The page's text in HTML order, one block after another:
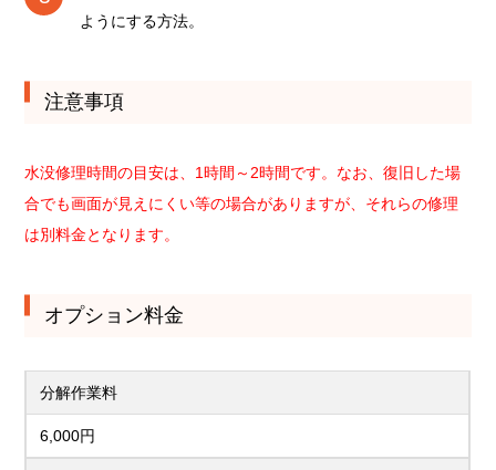
ようにする方法。
注意事項
水没修理時間の目安は、1時間～2時間です。なお、復旧した場
合でも画面が見えにくい等の場合がありますが、それらの修理
は別料金となります。
オプション料金
分解作業料
6,000円